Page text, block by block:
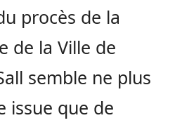
procès de la
de la Ville de
semble ne plus
issue que de